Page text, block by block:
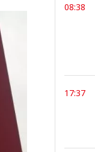
08:38
17:37